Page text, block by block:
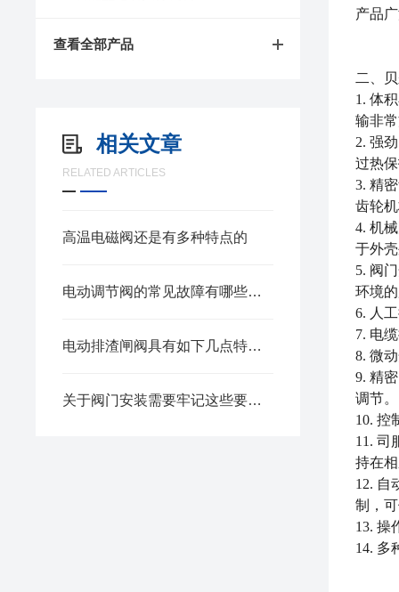
查看全部产品
相关文章
RELATED ARTICLES
高温电磁阀还是有多种特点的
电动调节阀的常见故障有哪些？怎样解决？
电动排渣闸阀具有如下几点特点的
关于阀门安装需要牢记这些要点，太重要了！
产品
二、
1. 体
输非
2. 强
过热
3. 精
齿轮
4. 机
于外
5. 阀
环境
6. 人
7. 电
8. 微
9. 精
调节。
10. 控
11. 司
持在
12. 自
制，
13. 操
14. 多